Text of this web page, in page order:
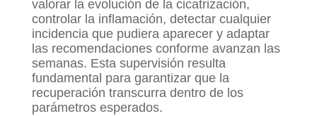
valorar la evolución de la cicatrización,
controlar la inflamación, detectar cualquier
incidencia que pudiera aparecer y adaptar
las recomendaciones conforme avanzan las
semanas. Esta supervisión resulta
fundamental para garantizar que la
recuperación transcurra dentro de los
parámetros esperados.